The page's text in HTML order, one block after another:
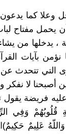
وعلا كما
يحمل مفتاح
يدخلها من
نؤمن بآيات
التي تتحدث
أصبحنا لا
فريضة يقول
قُلُوبُهُمْ وَفِي